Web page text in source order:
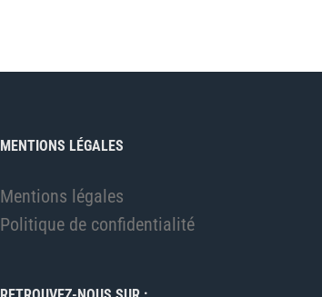
MENTIONS LÉGALES
Mentions légales
Politique de confidentialité